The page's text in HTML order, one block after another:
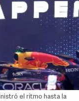
el ritmo hasta la